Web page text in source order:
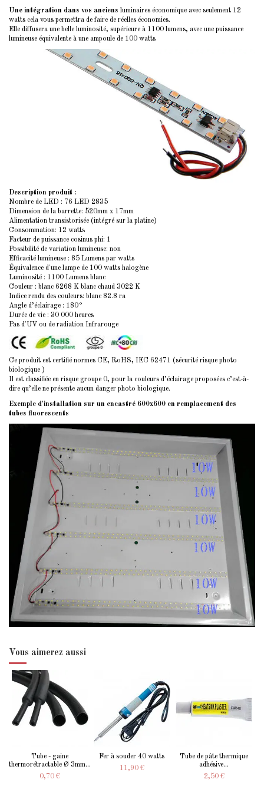
Une intégration dans vos anciens luminaires économique avec seulement 12
watts cela vous permettra de faire de réelles économies.
Elle diffusera une belle luminosité, supérieure à 1100 lumens, avec une puissance
lumineuse équivalente à une ampoule de 100 watts
Description produit :
Nombre de LED : 76 LED 2835
Dimension de la barrette: 520mm x 17mm
Alimentation transistorisée (intégré sur la platine)
Consommation: 12 watts
Facteur de puissance cosinus phi: 1
Possibilité de variation lumineuse: non
Efficacité lumineuse : 85 Lumens par watts
Équivalence d'une lampe de 100 watts halogène
Luminosité : 1100 Lumens blanc
Couleur : blanc 6268 K blanc chaud 3022 K
Indice rendu des couleurs: blanc 82.8 ra
Angle d’éclairage : 180°
Durée de vie : 30 000 heures
Pas d'UV ou de radiation Infrarouge
Ce produit est certifié normes CE, RoHS, IEC 62471 (sécurité risque photo
biologique )
Il est classifiée en risque groupe 0, pour la couleurs d’éclairage proposées c’est-à-
dire qu’elle ne présente aucun danger photo biologique.
Exemple d'installation sur un encastré 600x600 en remplacement des
tubes fluorescents
Vous aimerez aussi
Tube - gaine
thermorétractable Ø 3mm...
0,70 €
Fer à souder 40 watts
11,90 €
Tube de pâte thermique
adhésive...
2,50 €